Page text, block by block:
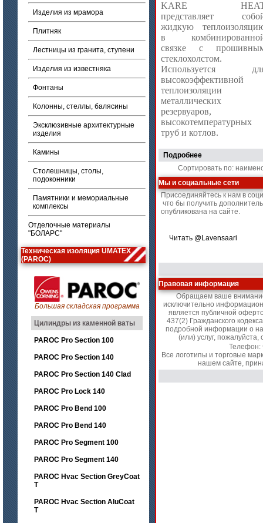
Изделия из мрамора
Плитняк
Лестницы из гранита, ступени
Изделия из известняка
Фонтаны
Колонны, стеллы, балясины
Эксклюзивные архитектурные
изделия
Камины
Столешницы, столы,
подоконники
Памятники и мемориальные
комплексы
Отделочные материалы
"БОЛАРС"
Техническая изоляция UMATEX
(PAROC)
Большая складская программа
Цилиндры из каменной ваты
PAROC Pro Section 100
PAROC Pro Section 140
PAROC Pro Section 140 Clad
PAROC Pro Lock 140
PAROC Pro Bend 100
PAROC Pro Bend 140
PAROC Pro Segment 100
PAROC Pro Segment 140
PAROC Hvac Section GreyCoat
T
PAROC Hvac Section AluCoat
T
KARE
представляет
жидкую
в
связке с
стеклохолстом.
Используется
высокоэффективной
теплоизоляции
металлических
резервуаров,
высокотемпературных
труб и котлов.
Подробнее
Сортировать по:
Мы и социальные сети
Присоединяйтесь к нам в
что бы получить
опубликована на сайте.
Читать @Lavensaari
Правовая информация
Обращаем ваше
исключительно
является публичной
437(2) Гражданского
подробной информации о
(или) услуг,
Телефон:
Все логотипы и торговые
нашем сайте,